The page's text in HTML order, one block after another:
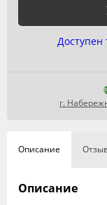
Доступен
г.
Описание
Описание